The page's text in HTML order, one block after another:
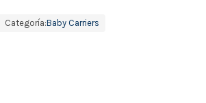
Categoría:Baby Carriers